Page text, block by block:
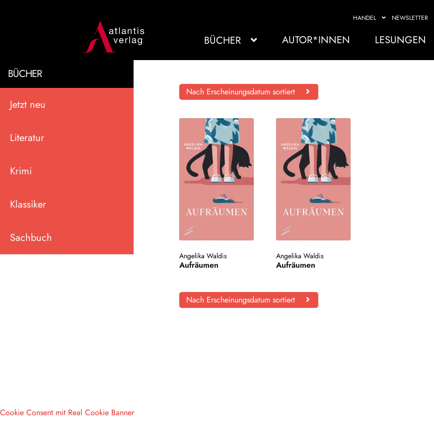
HANDEL NEWSLETTER
BÜCHER AUTOR*INNEN LESUNGEN
BÜCHER
Jetzt neu
Literatur
Krimi
Klassiker
Sachbuch
Nach Erscheinungsdatum sortiert
Angelika Waldis
Aufräumen
Angelika Waldis
Aufräumen
Nach Erscheinungsdatum sortiert
Cookie Consent mit Real Cookie Banner